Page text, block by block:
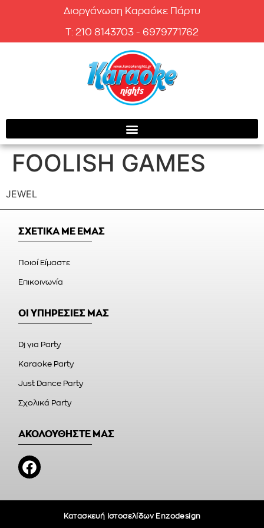
Διοργάνωση Καραόκε Πάρτυ
T: 210 8143703 - 6979771762
FOOLISH GAMES
JEWEL
ΣΧΕΤΙΚΑ ΜΕ ΕΜΑΣ
Ποιοί Είμαστε
Επικοινωνία
ΟΙ ΥΠΗΡΕΣΙΕΣ ΜΑΣ
Dj για Party
Karaoke Party
Just Dance Party
Σχολικά Party
ΑΚΟΛΟΥΘΗΣΤΕ ΜΑΣ
Κατασκευή Ιστοσελίδων Enzodesign